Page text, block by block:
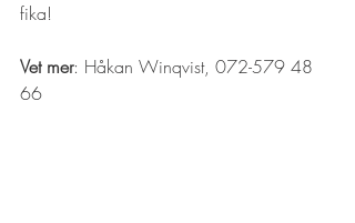
fika!
Vet mer: Håkan Winqvist, 072-579 48
66